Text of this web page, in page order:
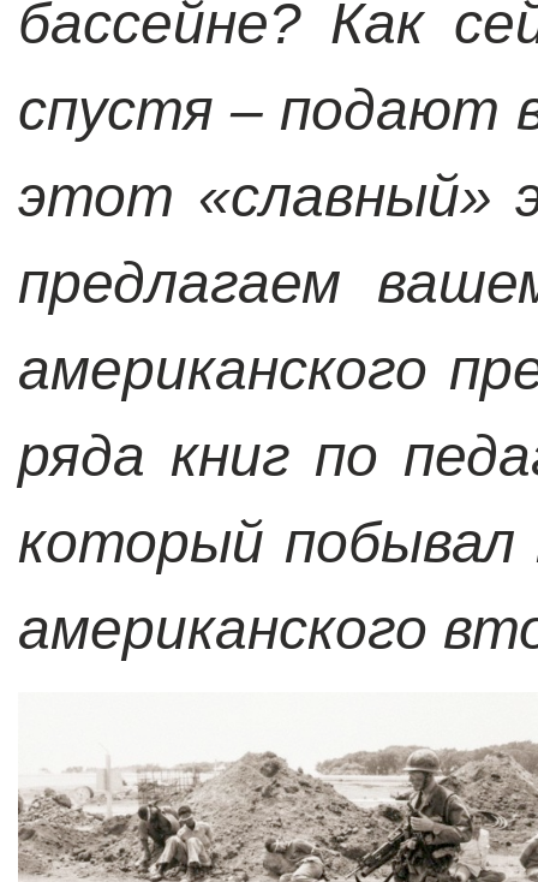
бассейне? Как
спустя – подают
этот «славный»
предлагаем
американского
ряда книг по
который побывал
американского